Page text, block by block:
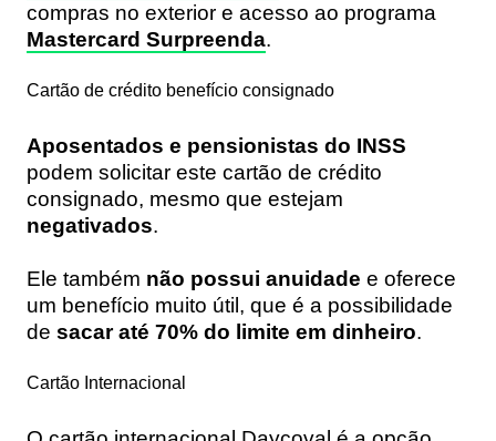
compras no exterior e acesso ao programa
Mastercard Surpreenda.
Cartão de crédito benefício consignado
Aposentados e pensionistas do INSS
podem solicitar este cartão de crédito
consignado, mesmo que estejam
negativados.
Ele também não possui anuidade e oferece
um benefício muito útil, que é a possibilidade
de sacar até 70% do limite em dinheiro.
Cartão Internacional